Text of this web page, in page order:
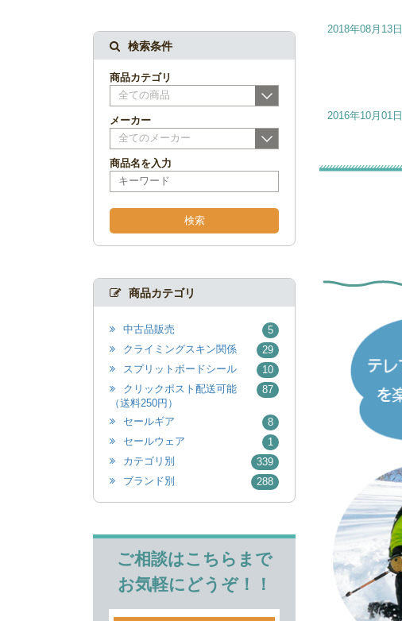
2018年08月13日
2016年10月01日
検索条件
商品カテゴリ
全ての商品
メーカー
全てのメーカー
商品名を入力
検索
商品カテゴリ
中古品販売
5
クライミングスキン関係
29
スプリットボードシール
10
クリックポスト配送可能
（送料250円）
87
セールギア
8
セールウェア
1
カテゴリ別
339
ブランド別
288
ご相談はこちらまで
お気軽にどうぞ！！